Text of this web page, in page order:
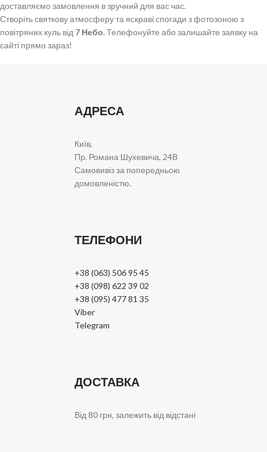
доставляємо замовлення в зручний для вас час.
Створіть святкову атмосферу та яскраві спогади з фотозоною з
повітряних куль від 7 Небо. Телефонуйте або залишайте заявку на
сайті прямо зараз!
АДРЕСА
Київ,
Пр. Романа Шухевича, 24В
Самовивіз за попередньою
домовленістю.
ТЕЛЕФОНИ
+38 (063) 506 95 45
+38 (098) 622 39 02
+38 (095) 477 81 35
Viber
Telegram
ДОСТАВКА
Від 80 грн, залежить від відстані